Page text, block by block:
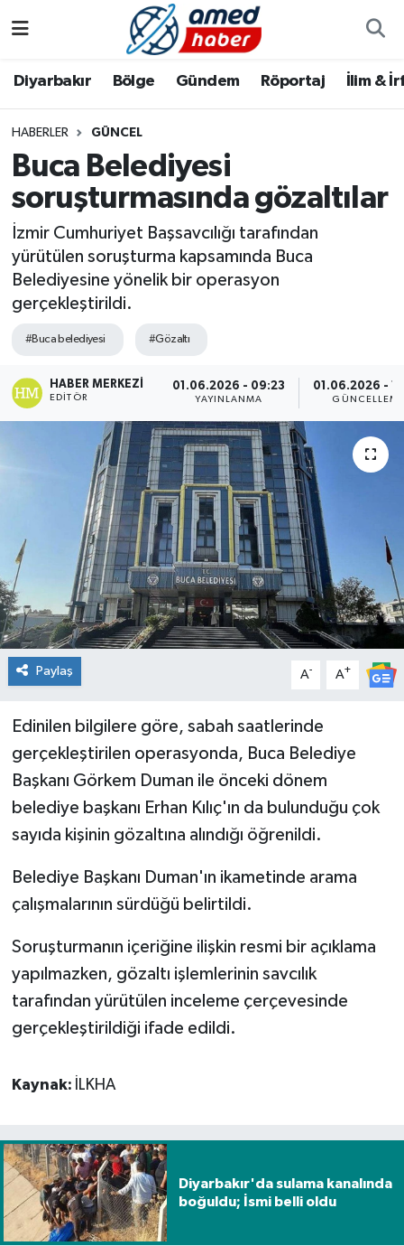
Diyarbakır Bölge Gündem Röportaj İlim &
HABERLER GÜNCEL
Buca Belediyesi
soruşturmasında gözaltılar
İzmir Cumhuriyet Başsavcılığı tarafından
yürütülen soruşturma kapsamında Buca
Belediyesine yönelik bir operasyon
gerçekleştirildi.
#Buca belediyesi #Gözaltı
HABER MERKEZI
EDITÖR
01.06.2026 - 09:23
YAYINLANMA
01.06.2026 -
Paylaş A- A+
Edinilen bilgilere göre, sabah saatlerinde
gerçekleştirilen operasyonda, Buca Belediye
Başkanı Görkem Duman ile önceki dönem
belediye başkanı Erhan Kılıç'ın da bulunduğu çok
sayıda kişinin gözaltına alındığı öğrenildi.
Belediye Başkanı Duman'ın ikametinde arama
çalışmalarının sürdüğü belirtildi.
Soruşturmanın içeriğine ilişkin resmi bir açıklama
yapılmazken, gözaltı işlemlerinin savcılık
tarafından yürütülen inceleme çerçevesinde
gerçekleştirildiği ifade edildi.
Kaynak: İLKHA
Diyarbakır'da sulama kanalında
boğuldu; İsmi belli oldu
Bölge
Röportaj
Foto Galeri
Yazarlar
Aile
Asayiş
Bilim & Teknoloji
Bölge
Dünya
Eğitim
Ekonomi
Güncel
Gündem
İlim & İrfan
Kültür & Sanat
KURDÎ
Sağlık & Yaşam
Siyaset
Yaşam
Diyarbakır Hava Durumu
Diyarbakır Namaz Vakitleri
Diyarbakır Trafik Yoğunluk Haritası
Süper Lig Puan Durumu ve Fikstür
Tüm Manşetler
Son Dakika Haberleri
Haber Arşivi